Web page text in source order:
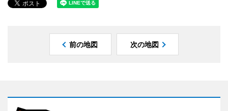
前の地図 次の地図